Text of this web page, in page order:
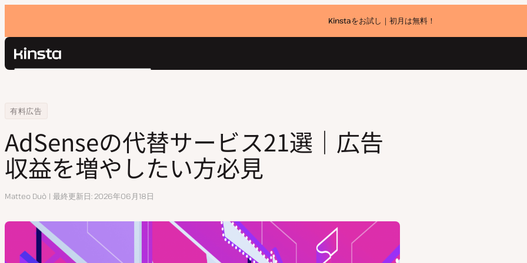
Kinstaをお試し｜初月は無料！
Kinsta®
価格設定
お問い合わせ
検
Home
リソースセンター
有料広告
AdSenseの代替サービス21選｜広告収益を増やしたい方必見
AdSenseの代替サービス21選｜広告
収益を増やしたい方必見
執
Matteo Duò 最終更新日 2026年06月18日